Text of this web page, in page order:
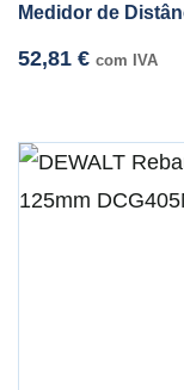
Medidor de
52,81 € com IVA